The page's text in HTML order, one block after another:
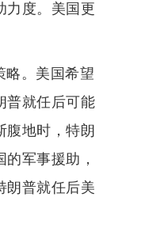
力度。美国更
略。美国希望
普就任后可能
腹地时，特朗
军事援助，
朗普就任后美